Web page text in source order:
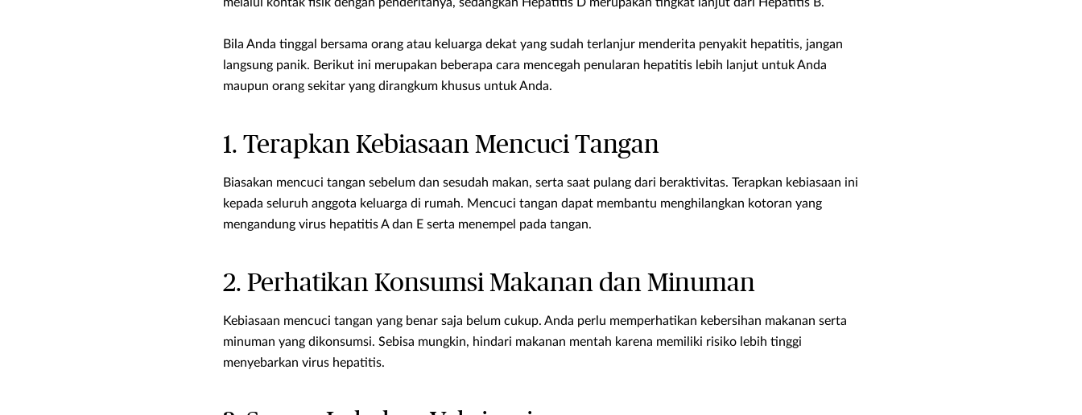
Bila Anda tinggal bersama orang atau keluarga dekat yang sudah terlanjur menderita penyakit hepatitis, jangan
langsung panik. Berikut ini merupakan beberapa cara mencegah penularan hepatitis lebih lanjut untuk Anda
maupun orang sekitar yang dirangkum khusus untuk Anda.
1. Terapkan Kebiasaan Mencuci Tangan
Biasakan mencuci tangan sebelum dan sesudah makan, serta saat pulang dari beraktivitas. Terapkan kebiasaan ini
kepada seluruh anggota keluarga di rumah. Mencuci tangan dapat membantu menghilangkan kotoran yang
mengandung virus hepatitis A dan E serta menempel pada tangan.
2. Perhatikan Konsumsi Makanan dan Minuman
Kebiasaan mencuci tangan yang benar saja belum cukup. Anda perlu memperhatikan kebersihan makanan serta
minuman yang dikonsumsi. Sebisa mungkin, hindari makanan mentah karena memiliki risiko lebih tinggi
menyebarkan virus hepatitis.